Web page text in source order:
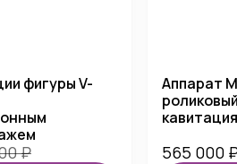
фигуры V-
₽
Аппарат
565 000